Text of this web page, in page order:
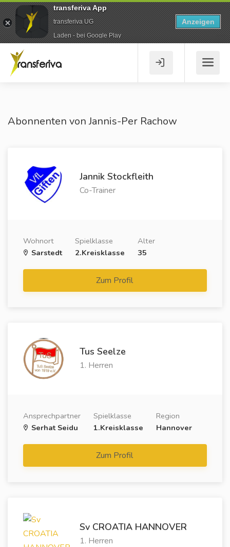
Abonnenten von Jannis-Per Rachow
Jannik Stockfleith
Co-Trainer
Wohnort
Sarstedt
Spielklasse
2.Kreisklasse
Alter
35
Zum Profil
Tus Seelze
1. Herren
Ansprechpartner
Serhat Seidu
Spielklasse
1.Kreisklasse
Region
Hannover
Zum Profil
Sv CROATIA HANNOVER
1. Herren
transferiva App
transferiva UG
Laden - bei Google Play
Anzeigen